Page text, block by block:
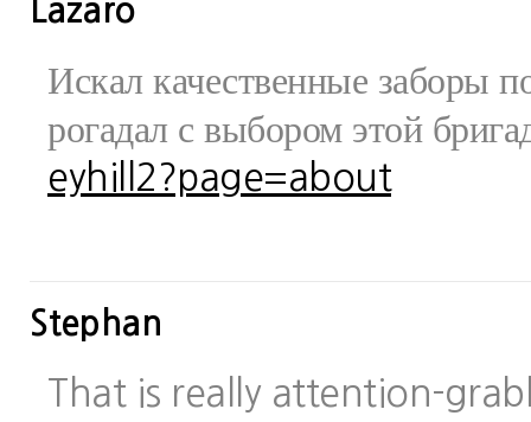
Lazaro
Искал качественные заборы
рогадал с выбором этой
eyhill2?page=about
Stephan
That is really attention-